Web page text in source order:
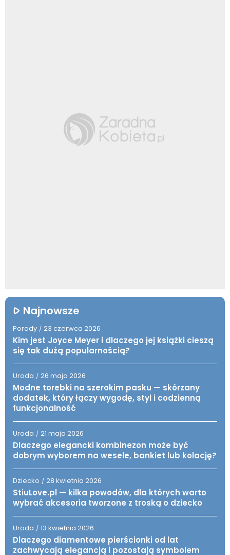
Najnowsze
Porady / 23 czerwca 2026
Kim jest Joyce Meyer i dlaczego jej książki cieszą
się tak dużą popularnością?
Uroda / 26 maja 2026
Modne torebki na szerokim pasku — skórzany
dodatek, który łączy wygodę, styl i codzienną
funkcjonalność
Uroda / 21 maja 2026
Dlaczego elegancki kombinezon może być
dobrym wyborem na wesele, bankiet lub kolację?
Dziecko / 28 kwietnia 2026
StiuLove.pl — kilka powodów, dla których warto
wybrać akcesoria tworzone z troską o dziecko
Uroda / 13 kwietnia 2026
Dlaczego diamentowe pierścionki od lat
zachwycają elegancją i pozostają symbolem